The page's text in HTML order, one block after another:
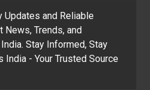
Updates and Reliable
News, Trends, and
Stay Informed, Stay
India - Your Trusted Source